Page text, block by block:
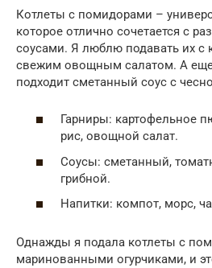
Котлеты с помидорами –
которое отлично сочетается с
соусами. Я люблю подавать их с
свежим овощным салатом. А
подходит сметанный соус с
Гарниры: картофельное
рис, овощной салат.
Соусы: сметанный,
грибной.
Напитки: компот, морс,
Однажды я подала котлеты с
маринованными огурчиками, и